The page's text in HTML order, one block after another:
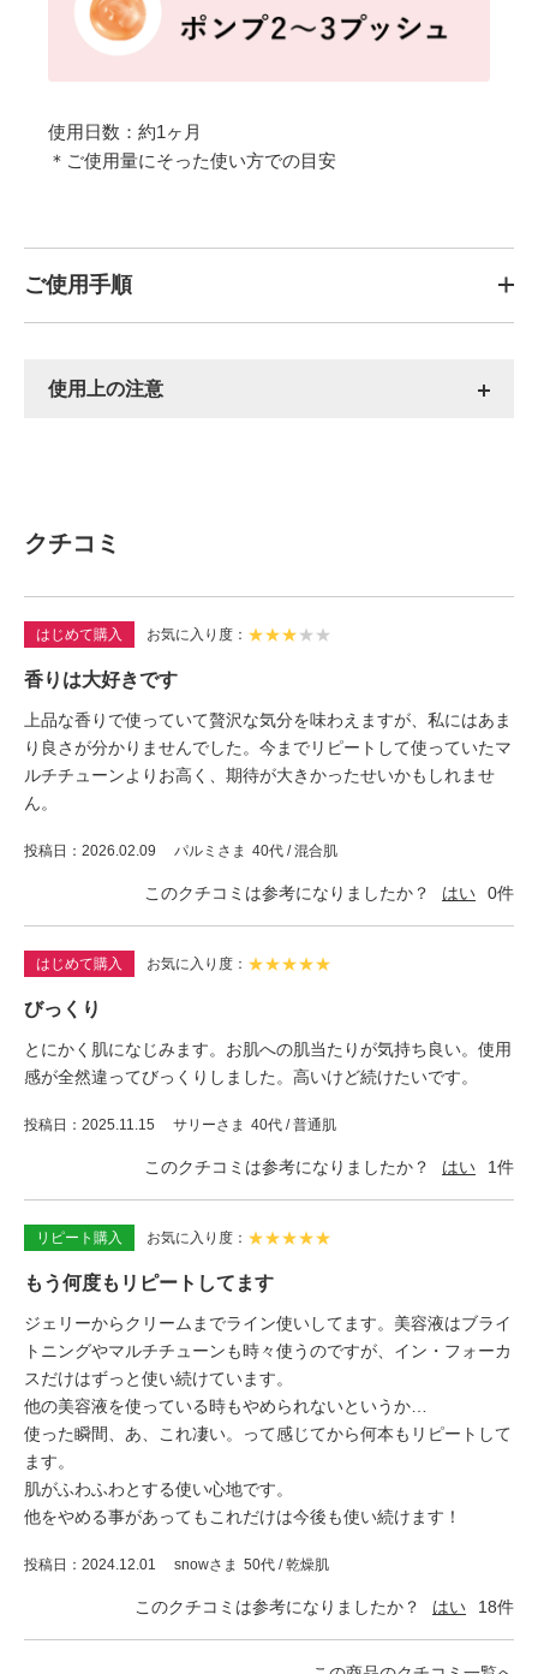
使用日数：約1ヶ月
＊ご使用量にそった使い方での目安
ご使用手順
使用上の注意
クチコミ
はじめて購入 お気に入り度 ★★★★ ★
香りは大好きです
上品な香りで使っていて贅沢な気分を味わえますが、私にはあま
り良さが分かりませんでした。今までリピートして使っていたマ
ルチチューンよりお高く、期待が大きかったせいかもしれませ
ん。
投稿日 2026.02.09 パルミさま 40代 / 混合肌
このクチコミは参考になりましたか？ はい 0件
はじめて購入 お気に入り度 ★★★★★
びっくり
とにかく肌になじみます。お肌への肌当たりが気持ち良い。使用
感が全然違ってびっくりしました。高いけど続けたいです。
投稿日 2025.11.15 サリーさま 40代 / 普通肌
このクチコミは参考になりましたか？ はい 1件
リピート購入 お気に入り度 ★★★★★
もう何度もリピートしてます
ジェリーからクリームまでライン使いしてます。美容液はブライ
トニングやマルチチューンも時々使うのですが、イン・フォーカ
スだけはずっと使い続けています。
他の美容液を使っている時もやめられないというか…
使った瞬間、あ、これ凄い。って感じてから何本もリピートして
ます。
肌がふわふわとする使い心地です。
他をやめる事があってもこれだけは今後も使い続けます！
投稿日 2024.12.01 snowさま 50代 / 乾燥肌
このクチコミは参考になりましたか？ はい 18件